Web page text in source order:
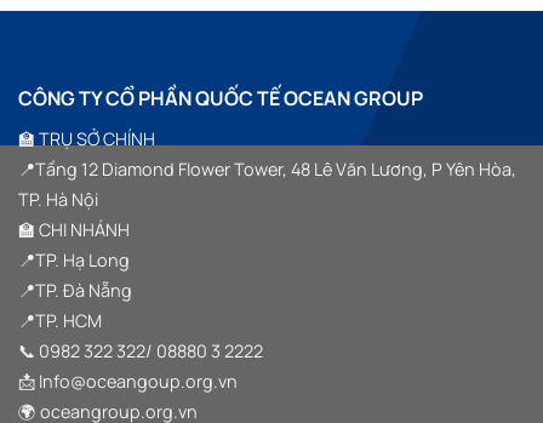
KIỆN
“VƯỢT
SÓNG
XA”
BUILDING
THÀNH
VIÊN
TỤ
HÀNH
SÓNG
VƯƠN
TẠI
HẠ
LONG
CÔNG TY CỔ PHẦN QUỐC TẾ OCEAN GROUP
🏫 TRỤ SỞ CHÍNH
📍Tầng 12 Diamond Flower Tower, 48 Lê Văn Lương, P Yên Hòa,
TP. Hà Nội
🏫 CHI NHÁNH
📍TP. Hạ Long
📍TP. Đà Nẵng
📍TP. HCM
📞 0982 322 322/ 08880 3 2222
📩 Info@oceangoup.org.vn
🌍 oceangroup.org.vn